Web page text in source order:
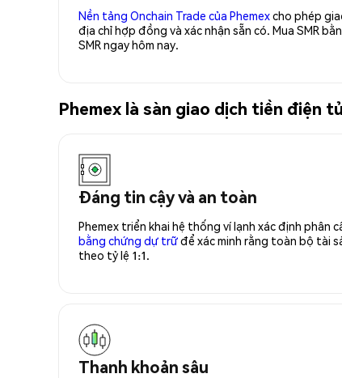
Nền tảng Onchain Trade của Phemexcho phép
địa chỉ hợp đồng và xác nhận sẵn có. Mua SMR
SMR ngay hôm nay.
Phemex là sàn giao dịch tiền điện
Đáng tin cậy và an toàn
Phemex triển khai hệ thống ví lạnh xác định phân
bằng chứng dự trữđể xác minh rằng toàn bộ tài
theo tỷ lệ 1:1.
Thanh khoản sâu